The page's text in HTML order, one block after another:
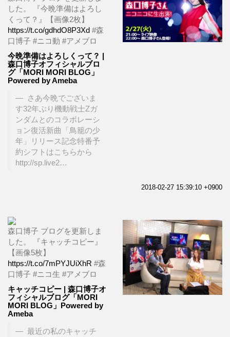
した。 『今晩準備はよろし
くって？』【画像2枚】
https://t.co/gdhdO8P3Xd #森
口博子 #ニコ動 #アメブロ
今晩準備はよろしくって？ |
森口博子オフィシャルブロ
グ「MORI MORI BLOG」
Powered by Ameba
さあ今晩でございま
す32年ぶり機動戦士Zガ
ンダムとのコラボレーシ
ョン復活新曲「鳥籠の少
年」リリース記念特番予
約シフトはこちらから
http://sp.live2…
2018-02-27 15:39:10 +0900
森口博子 ブログを更新しま
した。 『キャッチコピー』
【画像5枚】
https://t.co/7mPYJUiXhR #森
口博子 #ニコ生 #アメブロ
キャッチコピー | 森口博子オ
フィシャルブログ「MORI
MORI BLOG」Powered by
Ameba
最近の私のキャッチ